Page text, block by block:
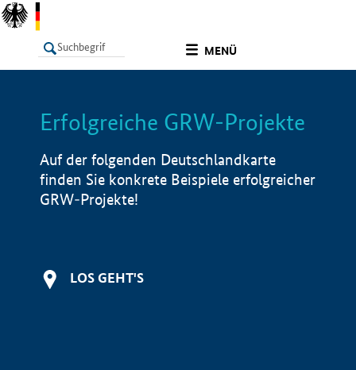
MENÜ
LISTE Info
Erfolgreiche GRW-Projekte
Auf der folgenden Deutschlandkarte
finden Sie konkrete Beispiele erfolgreicher
GRW-Projekte!
LOS GEHT'S